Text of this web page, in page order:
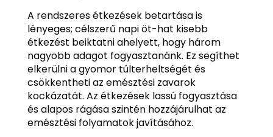
A rendszeres étkezések betartása is
lényeges; célszerű napi öt-hat kisebb
étkezést beiktatni ahelyett, hogy három
nagyobb adagot fogyasztanánk. Ez segíthet
elkerülni a gyomor túlterheltségét és
csökkentheti az emésztési zavarok
kockázatát. Az étkezések lassú fogyasztása
és alapos rágása szintén hozzájárulhat az
emésztési folyamatok javításához.